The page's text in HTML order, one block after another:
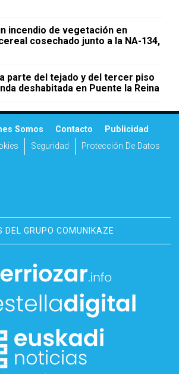
incendio de vegetación en
cosechado junto a la NA-134,
parte del tejado y del tercer piso
deshabitada en Puente la Reina
Somos Contacto
Publicidad
Seguridad Protección De Datos
DEL GRUPO COMUNIKAZE